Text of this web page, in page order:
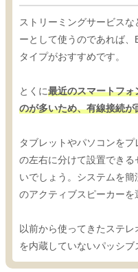
ストリーミングサービス
ーとして使うのであれば
タイプがおすすめです。
とくに最近のスマートフ
のが多いため、有線接続が
タブレットやパソコンを
の左右に分けて設置でき
いでしょう。システムを
のアクティブスピーカーを
以前から使ってきたステ
を内蔵していないパッシブ